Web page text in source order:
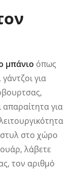
μπάνιο όπως
για
απαραίτητα για
στυλ στο χώρο
λάβετε
τον αριθμό